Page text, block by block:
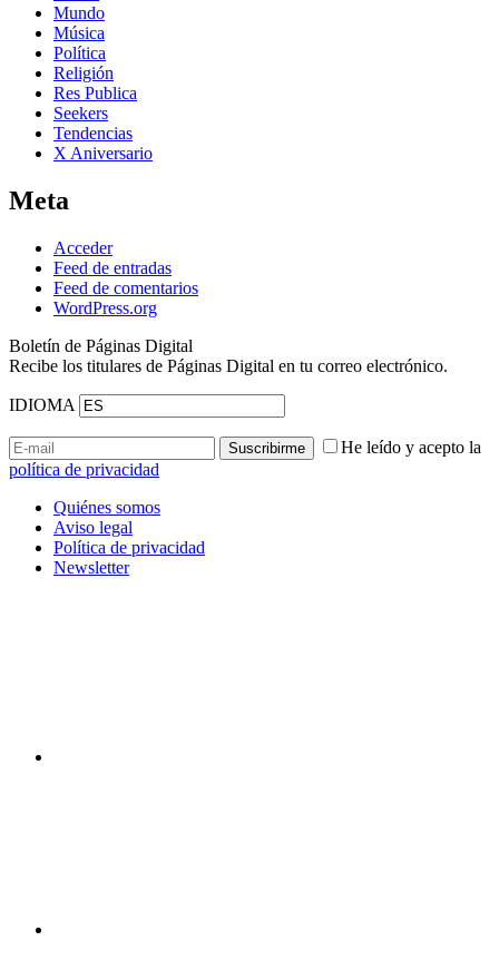
Mundo
Música
Política
Religión
Res Publica
Seekers
Tendencias
X Aniversario
Meta
Acceder
Feed de entradas
Feed de comentarios
WordPress.org
Boletín de Páginas Digital
Recibe los titulares de Páginas Digital en tu correo electrónico.
IDIOMA
He leído y acepto la
política de privacidad
Quiénes somos
Aviso legal
Política de privacidad
Newsletter